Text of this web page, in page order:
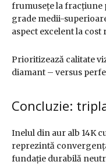
frumusețe la fracțiune
grade medii-
aspect excelent la
Prioritizează calitate
diamant – versus
Concluzie:
Inelul din aur alb 14K
reprezintă
fundație durabilă